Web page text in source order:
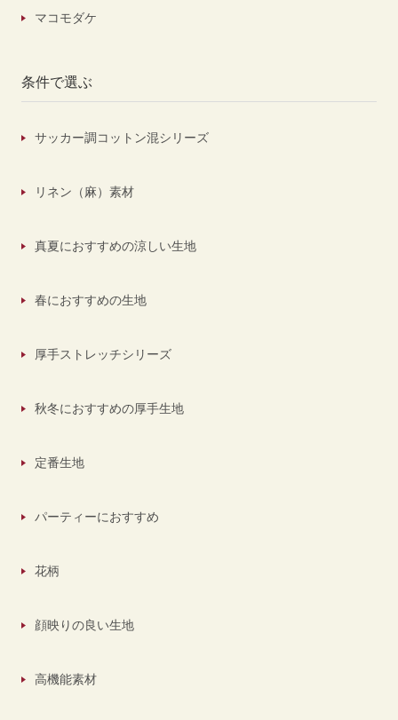
マコモダケ
条件で選ぶ
サッカー調コットン混シリーズ
リネン（麻）素材
真夏におすすめの涼しい生地
春におすすめの生地
厚手ストレッチシリーズ
秋冬におすすめの厚手生地
定番生地
パーティーにおすすめ
花柄
顔映りの良い生地
高機能素材